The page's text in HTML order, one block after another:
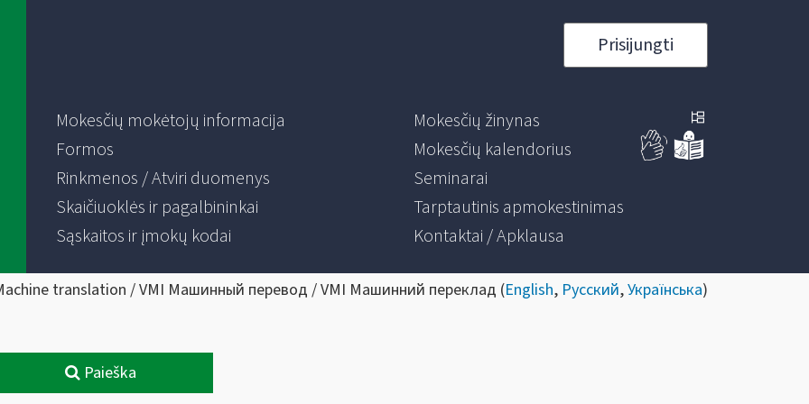
Prisijungti
Mokesčių mokėtojų informacija
Formos
Rinkmenos / Atviri duomenys
Skaičiuoklės ir pagalbininkai
Sąskaitos ir įmokų kodai
Mokesčių žinynas
Mokesčių kalendorius
Seminarai
Tarptautinis apmokestinimas
Kontaktai / Apklausa
translation / VMI Машинный перевод / VMI Машинний переклад (English, Русский,Українська)
Paieška